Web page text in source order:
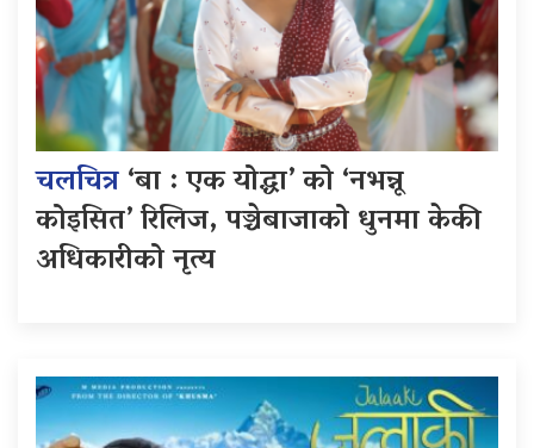
चलचित्र‘बा : एक योद्धा’ को ‘नभन्नू
कोइसित’ रिलिज, पञ्चेबाजाको धुनमा केकी
अधिकारीको नृत्य